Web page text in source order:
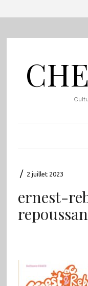
/ 2 juillet 2023
ernest-